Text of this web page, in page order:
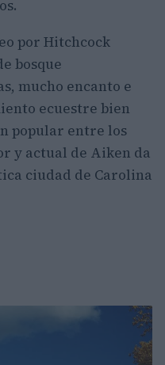
por Hitchcock
bosque
mucho encanto e
ecuestre bien
popular entre los
y actual de Aiken da
ciudad de Carolina